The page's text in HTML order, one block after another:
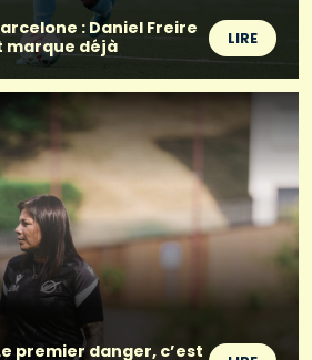
: Daniel Freire
marque déjà
LIRE
premier danger, c’est